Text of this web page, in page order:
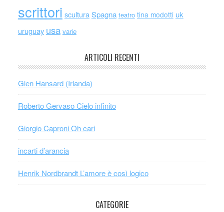
scrittori scultura Spagna teatro tina modotti uk
uruguay usa varie
ARTICOLI RECENTI
Glen Hansard (Irlanda)
Roberto Gervaso Cielo infinito
Giorgio Caproni Oh cari
incarti d’arancia
Henrik Nordbrandt L’amore è così logico
CATEGORIE